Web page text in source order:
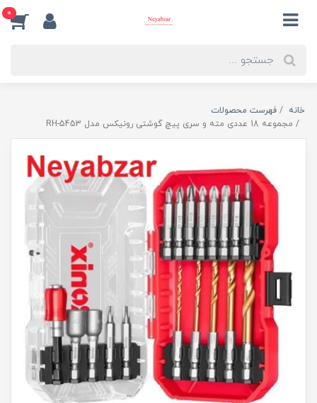
0
خانه
فهرست محصولات
مجموعه 18 عددی مته و سری پیچ گوشتی رونیکس مدل RH-5453